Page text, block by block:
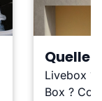
Quelle
Livebox ?
Box ?